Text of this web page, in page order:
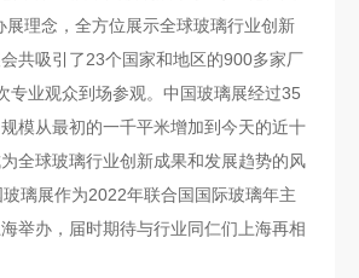
展理念，全方位展示全球玻璃行业创新
共吸引了23个国家和地区的900多家厂
专业观众到场参观。中国玻璃展经过35
模从最初的一千平米增加到今天的近十
全球玻璃行业创新成果和发展趋势的风
璃展作为2022年联合国国际玻璃年主
举办，届时期待与行业同仁们上海再相